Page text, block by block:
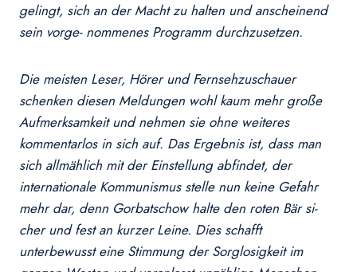
gelingt, sich an der Macht zu halten und anscheinend
sein vorge- nommenes Programm durchzusetzen.
Die meisten Leser, Hörer und Fernsehzuschauer
schenken diesen Meldungen wohl kaum mehr große
Aufmerksamkeit und nehmen sie ohne weiteres
kommentarlos in sich auf. Das Ergebnis ist, dass man
sich allmählich mit der Einstellung abfindet, der
internationale Kommunismus stelle nun keine Gefahr
mehr dar, denn Gorbatschow halte den roten Bär si-
cher und fest an kurzer Leine. Dies schafft
unterbewusst eine Stimmung der Sorglosigkeit im